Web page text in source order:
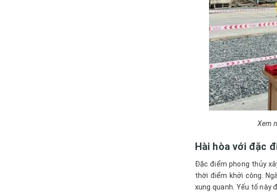
Xem
Hài hòa với đặc
Đặc điểm phong thủy
thời điểm khởi công.
xung quanh. Yếu tố này